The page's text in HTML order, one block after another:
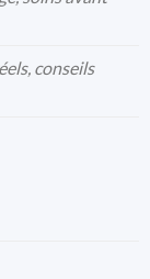
conseils